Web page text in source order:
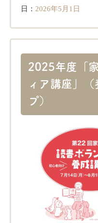
日： 2026年5月1日
2025年度「
ィア講座」（
プ）